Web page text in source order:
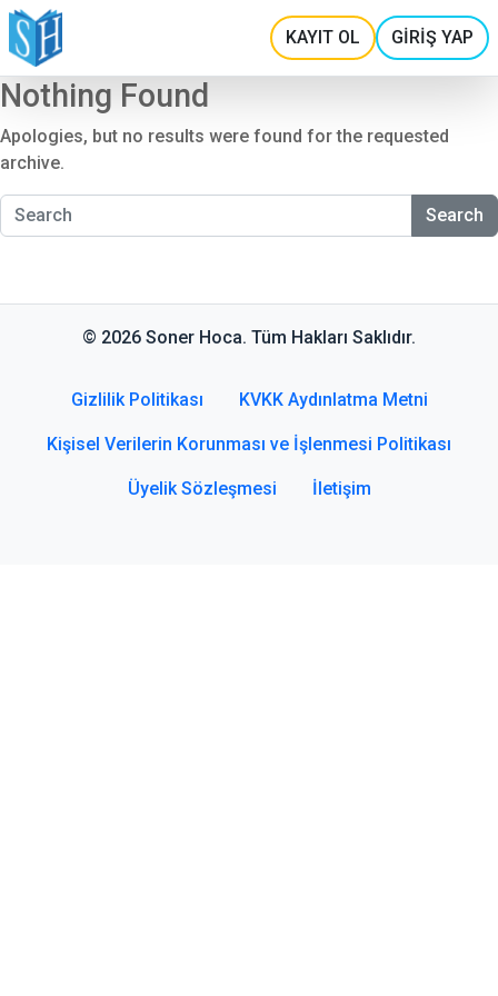
KAYIT OL GİRİŞ YAP
Nothing Found
Apologies, but no results were found for the requested
archive.
Search
© 2026 Soner Hoca. Tüm Hakları Saklıdır.
Gizlilik Politikası KVKK Aydınlatma Metni
Kişisel Verilerin Korunması ve İşlenmesi Politikası
Üyelik Sözleşmesi İletişim